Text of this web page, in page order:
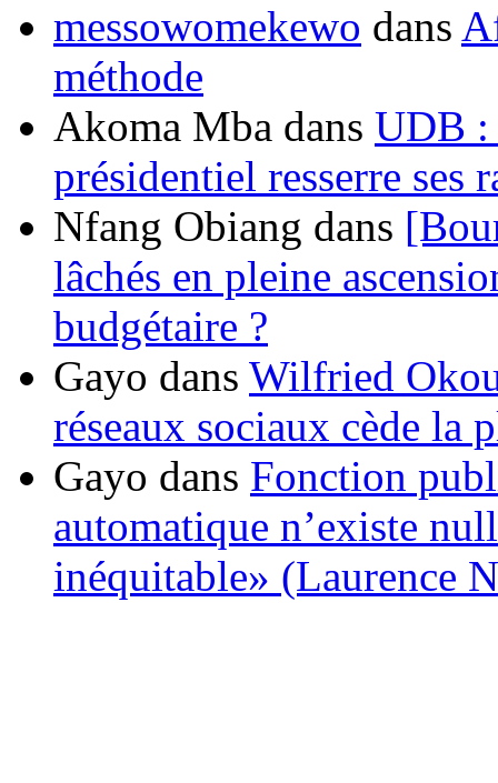
messowomekewo dans
méthode
Akoma Mba dans UDB :
présidentiel resserre ses
Nfang Obiang dans
lâchés en pleine
budgétaire ?
Gayo dans Wilfried
réseaux sociaux cède la
Gayo dans Fonction
automatique n’existe
inéquitable» (Laurence